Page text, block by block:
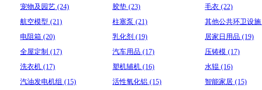
宠物及园艺 (24) 胶垫 (23) 毛衣 (22)
航空模型 (21) 柱塞泵 (21) 其他公共环卫设施
电阻箱 (20) 乳化剂 (19) 居家日用品 (19)
全屋定制 (17) 汽车用品 (17) 压铸模 (17)
洗衣机 (17) 塑机辅机 (16) 水辊 (16)
汽油发电机组 (15) 活性氧化铝 (15) 智能家居 (15)